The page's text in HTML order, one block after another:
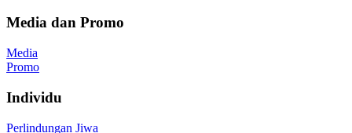
Media dan Promo
Media
Promo
Individu
Perlindungan Jiwa